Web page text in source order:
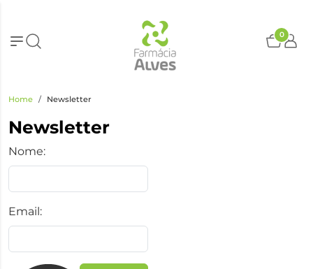
0
Home Newsletter
Newsletter
Nome:
Email: